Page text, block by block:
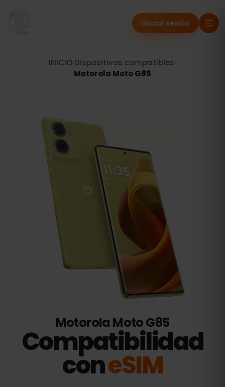
Iniciar sesión
INICIO Dispositivos compatibles
Motorola Moto G85
Motorola Moto G85
Compatibilidad
coneSIM